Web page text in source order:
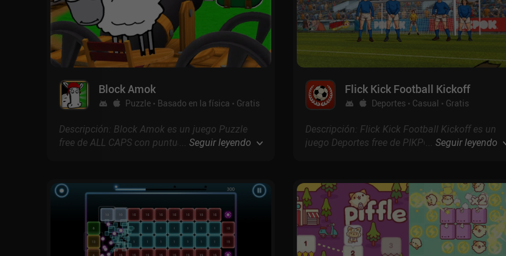
Block Amok
Puzzle Basado en la física Gratis
Descripción: Block Amok es un juego Puzzle
free de ALL CAPS con puntuación de 4.3 en
... Seguir leyendo
Flick Kick Football Kickoff
Deportes Casual Gratis
Descripción: Flick Kick Football Kickoff es un
juego Deportes free de PIKPOK con puntuación
... Seguir leyendo